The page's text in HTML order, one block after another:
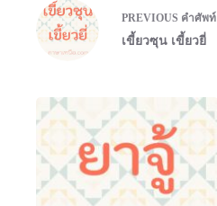
PREVIOUS คำศัพท์
เขี้ยวซุน เขี้ยวยี่